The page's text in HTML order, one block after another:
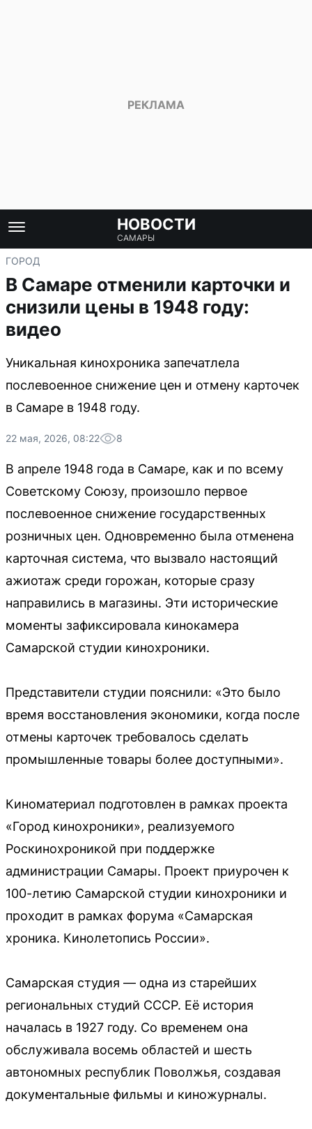
НОВОСТИ
САМАРЫ
ГОРОД
В Самаре отменили карточки и
снизили цены в 1948 году:
видео
Уникальная кинохроника запечатлела
послевоенное снижение цен и отмену карточек
в Самаре в 1948 году.
22 мая, 2026, 08:22 8
В апреле 1948 года в Самаре, как и по всему
Советскому Союзу, произошло первое
послевоенное снижение государственных
розничных цен. Одновременно была отменена
карточная система, что вызвало настоящий
ажиотаж среди горожан, которые сразу
направились в магазины. Эти исторические
моменты зафиксировала кинокамера
Самарской студии кинохроники.
Представители студии пояснили: «Это было
время восстановления экономики, когда после
отмены карточек требовалось сделать
промышленные товары более доступными».
Киноматериал подготовлен в рамках проекта
«Город кинохроники», реализуемого
Роскинохроникой при поддержке
администрации Самары. Проект приурочен к
100-летию Самарской студии кинохроники и
проходит в рамках форума «Самарская
хроника. Кинолетопись России».
Самарская студия — одна из старейших
региональных студий СССР. Её история
началась в 1927 году. Со временем она
обслуживала восемь областей и шесть
автономных республик Поволжья, создавая
документальные фильмы и киножурналы.